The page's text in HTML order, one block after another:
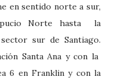
en sentido norte a sur,
Norte hasta la
sur de Santiago.
Santa Ana y con la
6 en Franklin y con la